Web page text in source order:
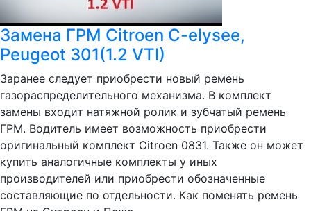
Замена ГРМ Citroen C-elysee,
Peugeot 301(1.2 VTI)
Заранее следует приобрести новый ремень
газораспределительного механизма. В комплект
замены входит натяжной ролик и зубчатый ремень
ГРМ. Водитель имеет возможность приобрести
оригинальный комплект Citroen 0831. Также он может
купить аналогичные комплекты у иных
производителей или приобрести обозначенные
составляющие по отдельности. Как поменять ремень